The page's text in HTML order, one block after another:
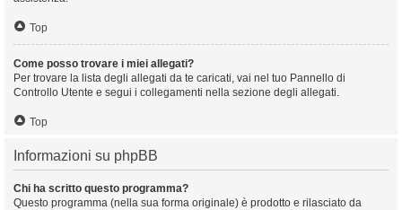
Top
Come posso trovare i miei allegati?
Per trovare la lista degli allegati da te caricati, vai nel tuo Pannello di
Controllo Utente e segui i collegamenti nella sezione degli allegati.
Top
Informazioni su phpBB
Chi ha scritto questo programma?
Questo programma (nella sua forma originale) è prodotto e rilasciato da